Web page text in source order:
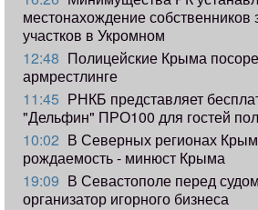
местонахождение собственников
участков в Укромном
12:48 Полицейские Крыма
армрестлинге
11:45 РНКБ представляет
"Дельфин" ПРО100 для гостей
10:02 В Северных регионах
рождаемость - минюст Крыма
19:09 В Севастополе перед
организатор игорного бизнеса